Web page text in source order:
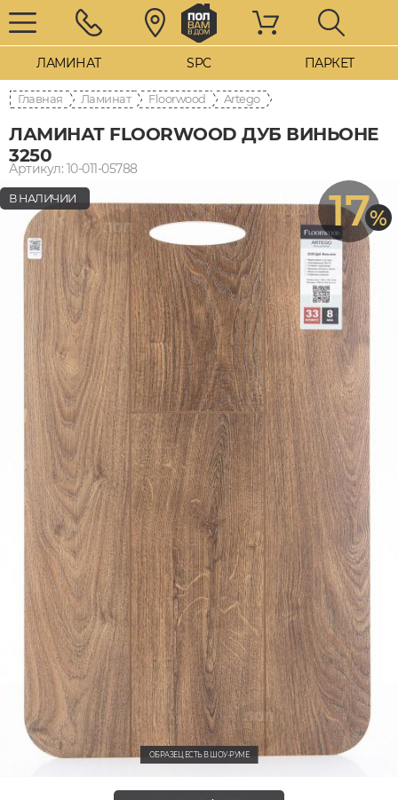
ЛАМИНАТ SPC ПАРКЕТ
Главная Ламинат Floorwood Artego
ЛАМИНАТ FLOORWOOD ДУБ ВИНЬОНЕ
3250
Артикул: 10-011-05788
17%
В НАЛИЧИИ
ОБРАЗЕЦ ЕСТЬ В ШОУ-РУМЕ